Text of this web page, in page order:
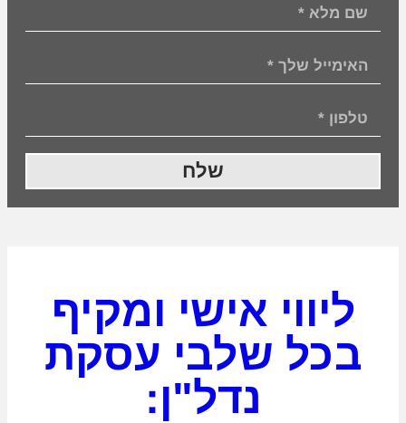
שלח
ליווי אישי ומקיף
בכל שלבי עסקת
נדל"ן: